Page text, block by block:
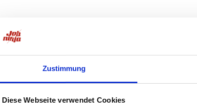
Zustimmung
Diese Webseite verwendet Cookies